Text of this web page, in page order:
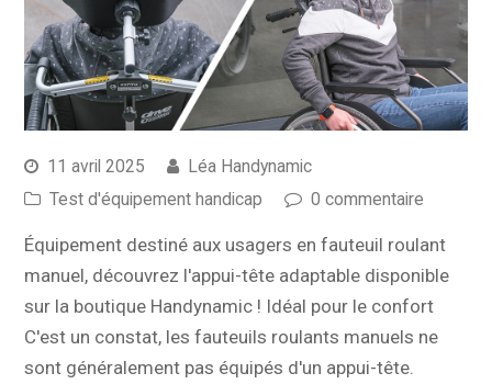
11 avril 2025
Léa Handynamic
Test d'équipement handicap
0 commentaire
Équipement destiné aux usagers en fauteuil roulant
manuel, découvrez l'appui-tête adaptable disponible
sur la boutique Handynamic ! Idéal pour le confort
C'est un constat, les fauteuils roulants manuels ne
sont généralement pas équipés d'un appui-tête.